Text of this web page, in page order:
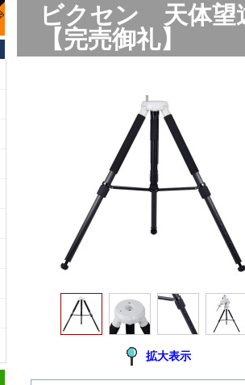
ビクセン 天体望
【完売御礼】
拡大表示